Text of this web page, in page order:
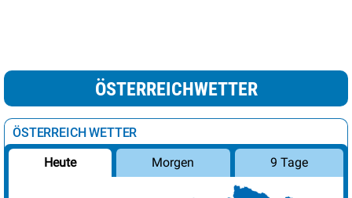
ÖSTERREICHWETTER
ÖSTERREICH WETTER
Heute Morgen 9 Tage